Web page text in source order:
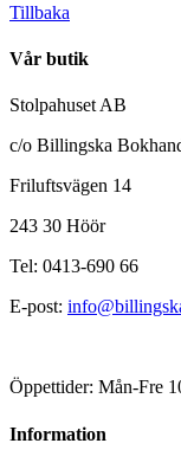
Tillbaka
Vår butik
Stolpahuset AB
c/o Billingska
Friluftsvägen 14
243 30 Höör
Tel: 0413-690 66
E-post:
Öppettider: Mån-Fre
Information